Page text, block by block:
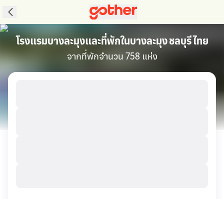
โรงแรมบางละมุงและที่พักในบางละมุง ชลบุรี ไทย
จากที่พักจำนวน 758 แห่ง